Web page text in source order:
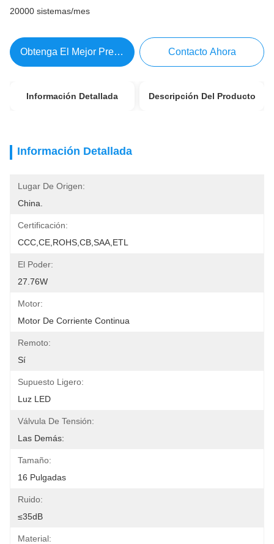
20000 sistemas/mes
Obtenga El Mejor Precio Contacto Ahora
Información Detallada Descripción Del Producto
Información Detallada
Lugar De Origen:
China.
Certificación:
CCC,CE,ROHS,CB,SAA,ETL
El Poder:
27.76W
Motor:
Motor De Corriente Continua
Remoto:
Sí
Supuesto Ligero:
Luz LED
Válvula De Tensión:
Las Demás:
Tamaño:
16 Pulgadas
Ruido:
≤35dB
Material: